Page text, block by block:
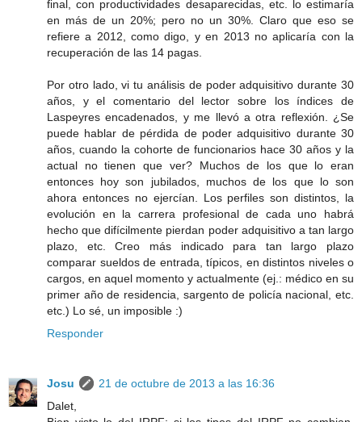
final, con productividades desaparecidas, etc. lo estimaría
en más de un 20%; pero no un 30%. Claro que eso se
refiere a 2012, como digo, y en 2013 no aplicaría con la
recuperación de las 14 pagas.
Por otro lado, vi tu análisis de poder adquisitivo durante 30
años, y el comentario del lector sobre los índices de
Laspeyres encadenados, y me llevó a otra reflexión. ¿Se
puede hablar de pérdida de poder adquisitivo durante 30
años, cuando la cohorte de funcionarios hace 30 años y la
actual no tienen que ver? Muchos de los que lo eran
entonces hoy son jubilados, muchos de los que lo son
ahora entonces no ejercían. Los perfiles son distintos, la
evolución en la carrera profesional de cada uno habrá
hecho que difícilmente pierdan poder adquisitivo a tan largo
plazo, etc. Creo más indicado para tan largo plazo
comparar sueldos de entrada, típicos, en distintos niveles o
cargos, en aquel momento y actualmente (ej.: médico en su
primer año de residencia, sargento de policía nacional, etc.
etc.) Lo sé, un imposible :)
Responder
Josu
21 de octubre de 2013 a las 16:36
Dalet,